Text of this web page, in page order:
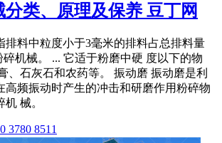
分类、原理及保养 豆丁网
排料中粒度小于3毫米的排料占总排料量
碎机械。 ... 它适于粉磨中硬 度以下的物
、石灰石和农药等。 振动磨 振动磨是利
高频振动时产生的冲击和研磨作用粉碎物
械。
3780 8511